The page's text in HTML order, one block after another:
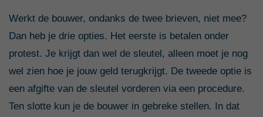
Werkt de bouwer, ondanks de twee brieven, niet mee?
Dan heb je drie opties. Het eerste is betalen onder
protest. Je krijgt dan wel de sleutel, alleen moet je nog
wel zien hoe je jouw geld terugkrijgt. De tweede optie is
een afgifte van de sleutel vorderen via een procedure.
Ten slotte kun je de bouwer in gebreke stellen. In dat